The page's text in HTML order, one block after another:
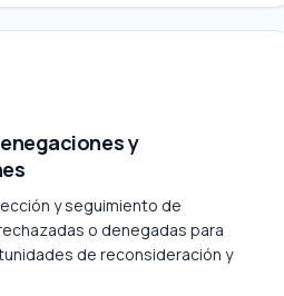
y
y seguimiento de
o denegadas para
de reconsideración y